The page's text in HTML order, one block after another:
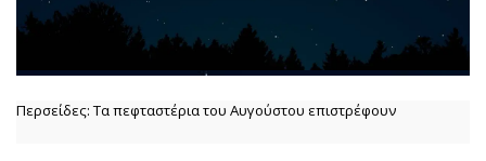
Περσείδες: Τα πεφταστέρια του Αυγούστου επιστρέφουν